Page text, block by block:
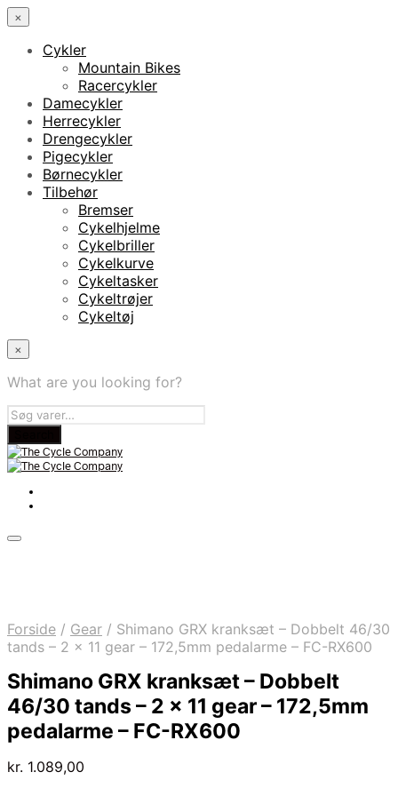
×
Cykler
Mountain Bikes
Racercykler
Damecykler
Herrecykler
Drengecykler
Pigecykler
Børnecykler
Tilbehør
Bremser
Cykelhjelme
Cykelbriller
Cykelkurve
Cykeltasker
Cykeltrøjer
Cykeltøj
×
What are you looking for?
Forside / Gear / Shimano GRX kranksæt – Dobbelt 46/30
tands – 2 x 11 gear – 172,5mm pedalarme – FC-RX600
Shimano GRX kranksæt – Dobbelt
46/30 tands – 2 x 11 gear – 172,5mm
pedalarme – FC-RX600
kr. 1.089,00